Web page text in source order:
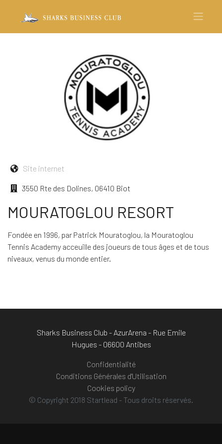
Site internet
3550 Rte des Dolines, 06410 Biot
MOURATOGLOU RESORT
Fondée en 1996, par Patrick Mouratoglou, la Mouratoglou
Tennis Academy acceuille des joueurs de tous âges et de tous
niveaux, venus du monde entier.
Sharks Business Club - AzurArena - Rue Emile
Hugues - 06600 Antibes
Confidentialité
Conditions Générales d'Utilisation
Cookies policy
© Copyright 2018 Startlead - Tous droits réservés.